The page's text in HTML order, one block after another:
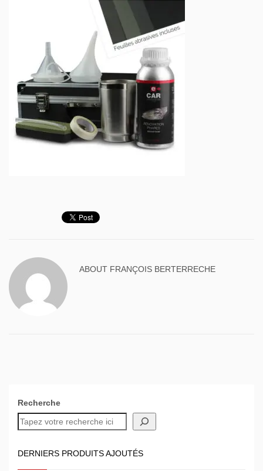
ABOUT FRANÇOIS BERTERRECHE
Recherche
DERNIERS PRODUITS AJOUTÉS